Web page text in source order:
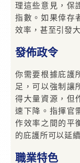
理這些意見，保
指數。如果倖存
效率，甚至引發
發佈政令
你需要根據庇護
足，可以強制讓
得大量資源，但
速下降。指揮官
作效率之間的平
的庇護所可以延
職業特色